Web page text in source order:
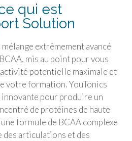
qui est
Solution
extrêmement avancé
mis au point pour vous
potentielle maximale et
votre formation. YouTonics
pour produire un
de protéines de haute
formule de BCAA complexe
articulations et des